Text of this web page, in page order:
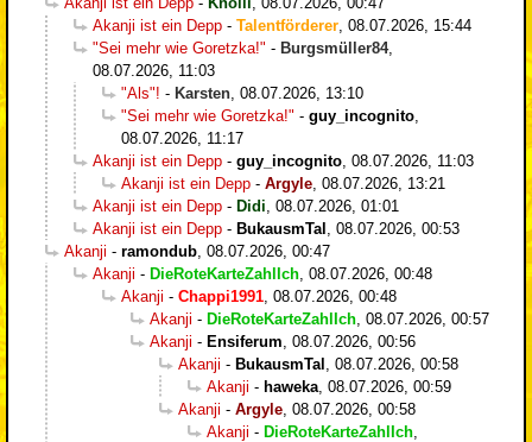
Akanji ist ein Depp - Talentförderer 08.07.2026, 15:44
"Sei mehr wie Goretzka!" - Burgsmüller84,
08.07.2026, 11:03
"Als"! - Karsten 08.07.2026, 13:10
"Sei mehr wie Goretzka!" - guy_incognito
08.07.2026, 11:17
Akanji ist ein Depp - guy_incognito 08.07.2026, 11:03
Akanji ist ein Depp - Argyle 08.07.2026, 13:21
Akanji ist ein Depp - Didi 08.07.2026, 01:01
Akanji ist ein Depp - BukausmTal
08.07.2026, 00:53
Akanji - ramondub 08.07.2026, 00:47
Akanji - DieRoteKarteZahlIch 08.07.2026, 00:48
Akanji - Chappi1991 08.07.2026, 00:48
Akanji - DieRoteKarteZahlIch 08.07.2026, 00:57
Akanji - Ensiferum 08.07.2026, 00:56
Akanji - BukausmTal
08.07.2026, 00:58
Akanji - haweka 08.07.2026, 00:59
Akanji - Argyle 08.07.2026, 00:58
Akanji - DieRoteKarteZahlIch